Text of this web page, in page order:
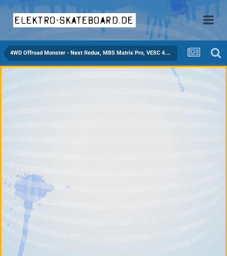
elektro-skateboard.de
4WD Offroad Monster - Next Redux, MBS Matrix Pro, VESC 4.7, c6364 sensored, 12s